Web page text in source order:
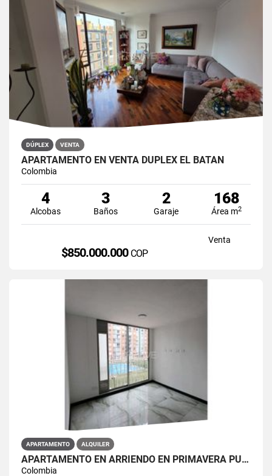
DÚPLEX VENTA
APARTAMENTO EN VENTA DÚPLEX EL BATÁN
Colombia
4
Alcobas
3
Baños
2
Garaje
168
Área m2
Venta
$850.000.000 COP
APARTAMENTO ALQUILER
APARTAMENTO EN ARRIENDO EN PRIMAVERA PUENTE ARANDA PRIMAVERA 6-39 ET 2
Colombia